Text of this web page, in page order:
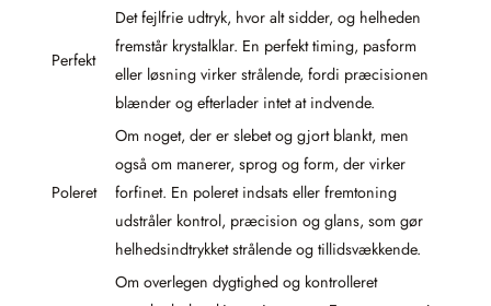
Perfekt
Det fejlfrie udtryk, hvor alt sidder, og helheden
fremstår krystalklar. En perfekt timing, pasform
eller løsning virker strålende, fordi præcisionen
blænder og efterlader intet at indvende.
Poleret
Om noget, der er slebet og gjort blankt, men
også om manerer, sprog og form, der virker
forfinet. En poleret indsats eller fremtoning
udstråler kontrol, præcision og glans, som gør
helhedsindtrykket strålende og tillidsvækkende.
Om overlegen dygtighed og kontrolleret